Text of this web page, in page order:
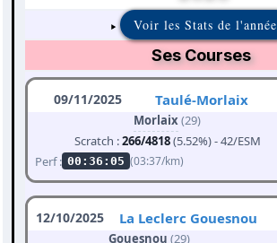
Voir les Stats de l'année
Ses Courses
09/11/2025 Taulé-Morlaix
Morlaix(29)
Scratch :266/4818(5.52%) - 42/ESM
Perf : 00:36:05 (03:37/km)
12/10/2025 La Leclerc Gouesnou
Gouesnou (29)